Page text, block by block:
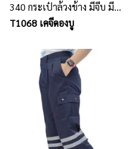
340 กระเป๋าล้วงข้าง มีจีบ มี
กระเป๋าเจาะหลัง 2 ใบ มี
T1068 เคจีดองบู